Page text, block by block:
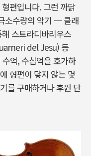
편입니다. 그런 까닭
소수량의 악기 ─ 클래
스트라디바리우스
del Jesu) 등
억, 수십억을 호가하
형편이 닿지 않는 몇
를 구매하거나 후원 단